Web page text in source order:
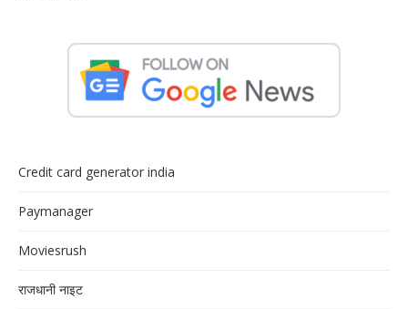
Credit card generator india
Paymanager
Moviesrush
राजधानी नाइट